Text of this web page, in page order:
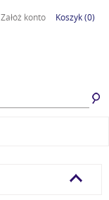
Załóż konto Koszyk(0)